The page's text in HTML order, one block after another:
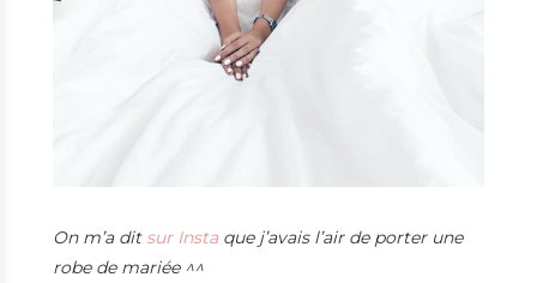
On m’a dit sur Insta que j’avais l’air de porter une
robe de mariée ^^